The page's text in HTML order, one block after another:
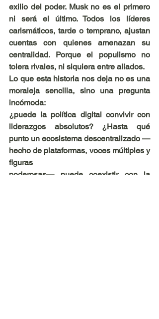
exilio del poder. Musk no es el primero
ni será el último. Todos los líderes
carismáticos, tarde o temprano, ajustan
cuentas con quienes amenazan su
centralidad. Porque el populismo no
tolera rivales, ni siquiera entre aliados.
Lo que esta historia nos deja no es una
moraleja sencilla, sino una pregunta
incómoda:
¿puede la política digital convivir con
liderazgos absolutos? ¿Hasta qué
punto un ecosistema descentralizado —
hecho de plataformas, voces múltiples y
figuras
poderosas— puede coexistir con la